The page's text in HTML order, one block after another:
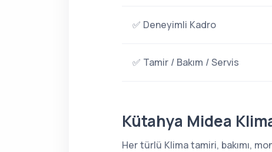
✅ Deneyimli Kadro
✅ Tamir / Bakım / Servis
Kütahya Midea
Her türlü Klima tamiri, bakımı,